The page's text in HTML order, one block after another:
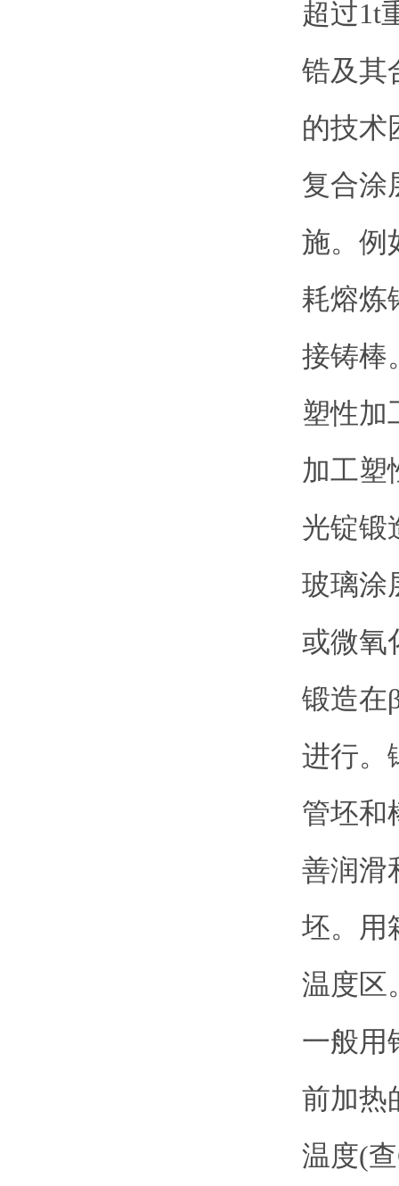
超过1t
锆及其
的技术
复合涂
施。例
耗熔炼
接铸棒
塑性加
加工塑
光锭锻
玻璃涂
或微氧
锻造在
进行。
管坯和
善润滑
坯。用
温度区
一般用
前加热
温度(